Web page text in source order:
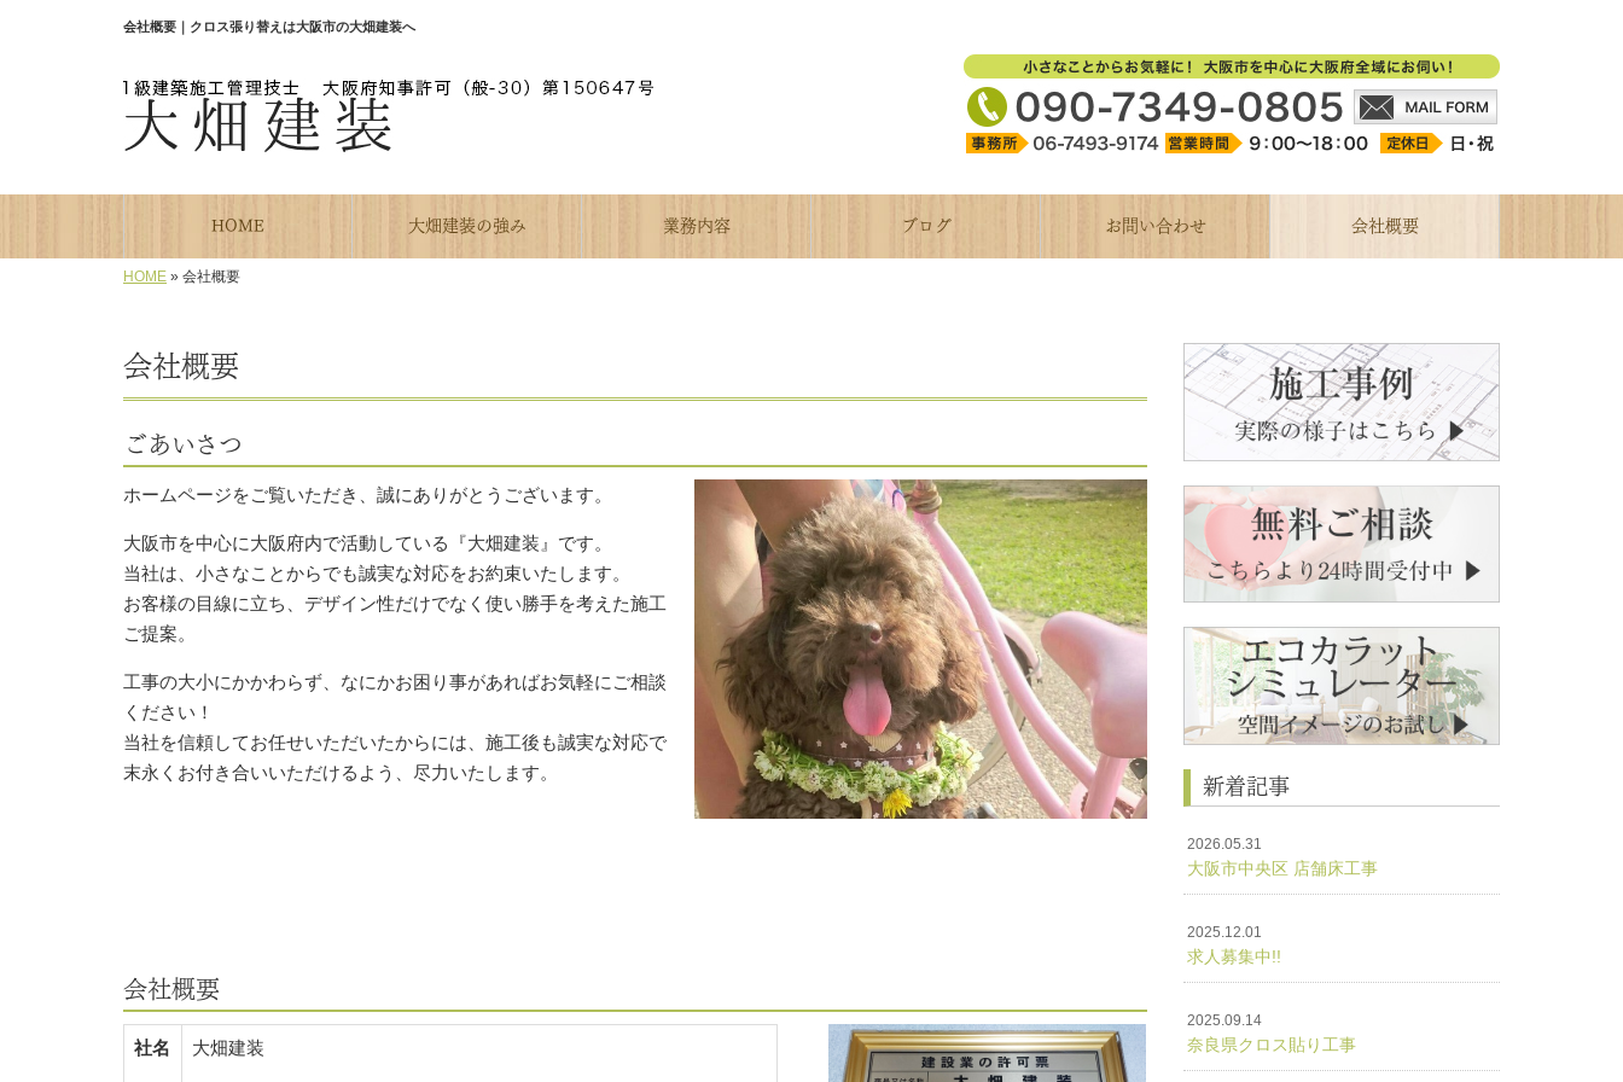
会社概要｜クロス張り替えは大阪市の大畑建装へ
HOME 大畑建装の強み 業務内容 ブログ お問い合わせ 会社概要
HOME » 会社概要
会社概要
ごあいさつ
ホームページをご覧いただき、誠にありがとうございます。
大阪市を中心に大阪府内で活動している『大畑建装』です。
当社は、小さなことからでも誠実な対応をお約束いたします。
お客様の目線に立ち、デザイン性だけでなく使い勝手を考えた施工
ご提案。
工事の大小にかかわらず、なにかお困り事があればお気軽にご相談
ください！
当社を信頼してお任せいただいたからには、施工後も誠実な対応で
末永くお付き合いいただけるよう、尽力いたします。
会社概要
社名 大畑建装
新着記事
2026.05.31
大阪市中央区 店舗床工事
2025.12.01
求人募集中!!
2025.09.14
奈良県クロス貼り工事